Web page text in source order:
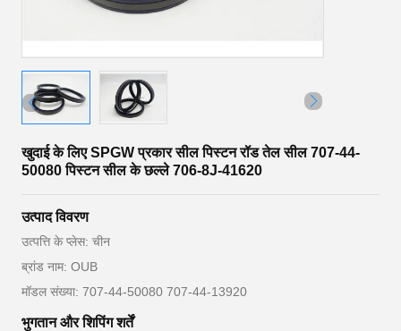
खुदाई के लिए SPGW प्रकार सील पिस्टन रॉड तेल सील 707-44-
50080 पिस्टन सील के छल्ले 706-8J-41620
उत्पाद विवरण
उत्पत्ति के प्लेस: चीन
ब्रांड नाम: OUB
मॉडल संख्या: 707-44-50080 707-44-13920
भुगतान और शिपिंग शर्तें